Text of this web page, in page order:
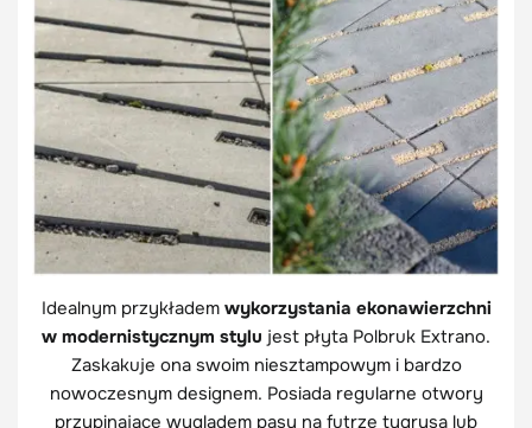
Idealnym przykładem wykorzystania ekonawierzchni
w modernistycznym stylu jest płyta Polbruk Extrano.
Zaskakuje ona swoim niesztampowym i bardzo
nowoczesnym designem. Posiada regularne otwory
przypinające wyglądem pasy na futrze tygrysa lub